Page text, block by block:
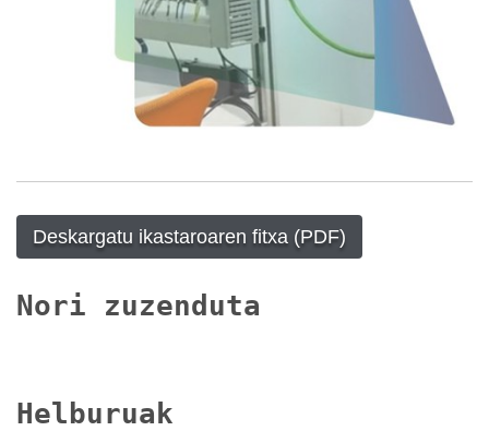
Deskargatu ikastaroaren fitxa (PDF)
Nori zuzenduta
Helburuak